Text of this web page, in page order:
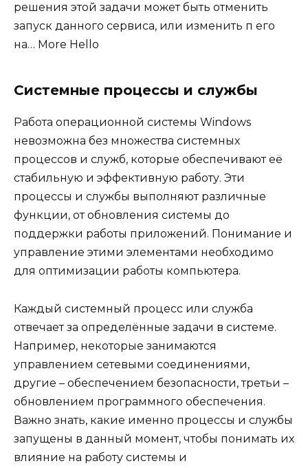
решения этой задачи может быть отменить
запуск данного сервиса, или изменить п его
на… More Hello
Системные процессы и службы
Работа операционной системы Windows
невозможна без множества системных
процессов и служб, которые обеспечивают её
стабильную и эффективную работу. Эти
процессы и службы выполняют различные
функции, от обновления системы до
поддержки работы приложений. Понимание и
управление этими элементами необходимо
для оптимизации работы компьютера.
Каждый системный процесс или служба
отвечает за определённые задачи в системе.
Например, некоторые занимаются
управлением сетевыми соединениями,
другие – обеспечением безопасности, третьи –
обновлением программного обеспечения.
Важно знать, какие именно процессы и службы
запущены в данный момент, чтобы понимать их
влияние на работу системы и